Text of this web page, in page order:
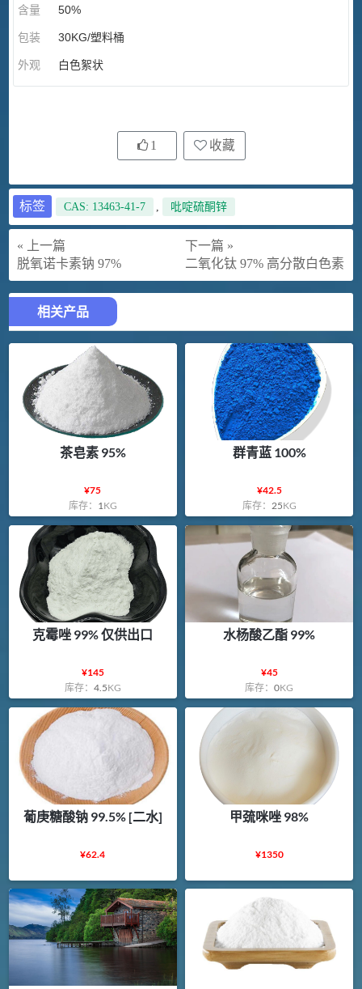
含量 50%
包装 30KG/塑料桶
外观 白色絮状
1 收藏
标签 CAS: 13463-41-7 , 吡啶硫酮锌
« 上一篇
脱氧诺卡素钠 97%
下一篇 »
二氧化钛 97% 高分散白色素
相关产品
茶皂素 95%
¥75
库存： 1KG
群青蓝 100%
¥42.5
库存： 25KG
克霉唑 99% 仅供出口
¥145
库存： 4.5KG
水杨酸乙酯 99%
¥45
库存：0KG
葡庚糖酸钠 99.5% [二水]
¥62.4
甲巯咪唑 98%
¥1350